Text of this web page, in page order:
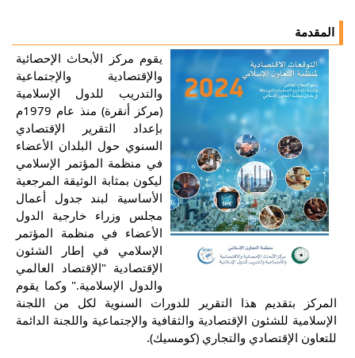
المقدمة
يقوم مركز الأبحاث الإحصائية
والإقتصادية والإجتماعية
والتدريب للدول الإسلامية
(مركز أنقرة) منذ عام 1979م
بإعداد التقرير الإقتصادي
السنوي حول البلدان الأعضاء
في منظمة المؤتمر الإسلامي
ليكون بمثابة الوثيقة المرجعية
الأساسية لبند جدول أعمال
مجلس وزراء خارجية الدول
الأعضاء في منظمة المؤتمر
الإسلامي في إطار الشئون
الإقتصادية "الإقتصاد العالمي
والدول الإسلامية." وكما يقوم
المركز بتقديم هذا التقرير للدورات السنوية لكل من اللجنة
الإسلامية للشئون الإقتصادية والثقافية والإجتماعية واللجنة الدائمة
للتعاون الإقتصادي والتجاري (كومسيك).